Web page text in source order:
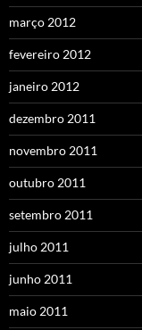
março 2012
fevereiro 2012
janeiro 2012
dezembro 2011
novembro 2011
outubro 2011
setembro 2011
julho 2011
junho 2011
maio 2011